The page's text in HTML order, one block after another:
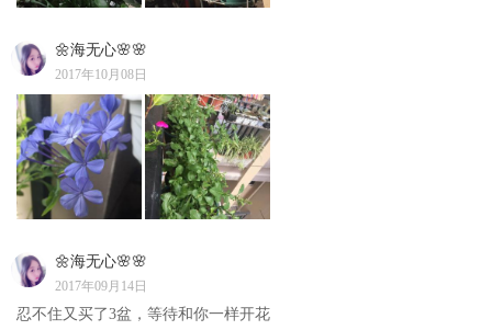
🌼海无心🌸🌸
2017年10月08日
🌼海无心🌸🌸
2017年09月14日
忍不住又买了3盆，等待和你一样开花